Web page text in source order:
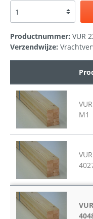
Productnummer: VUR
Verzendwijze:
M1